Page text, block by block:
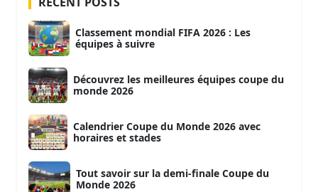
Classement mondial FIFA 2026 : Les
équipes à suivre
Découvrez les meilleures équipes coupe du
monde 2026
Calendrier Coupe du Monde 2026 avec
horaires et stades
Tout savoir sur la demi-finale Coupe du
Monde 2026